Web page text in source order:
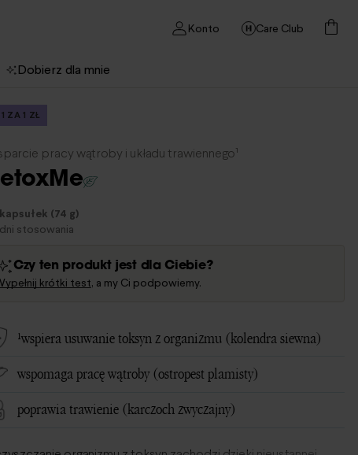
Care Club
Konto
Dobierz dla mnie
ZA 1 ZŁ
pracy wątroby i układu trawiennego¹
(74 g)
stosowania
Czy ten produkt jest dla Ciebie?
krótki test, a my Ci podpowiemy.
¹wspiera usuwanie toksyn z organizmu (kolendra siewna)
wspomaga pracę wątroby (ostropest plamisty)
poprawia trawienie (karczoch zwyczajny)